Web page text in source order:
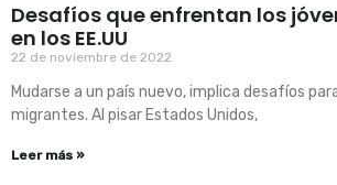
Desafíos que enfrentan los
en los EE.UU
22 de noviembre de 2022
Mudarse a un país nuevo, implica desafíos
migrantes. Al pisar Estados Unidos,
Leer más »